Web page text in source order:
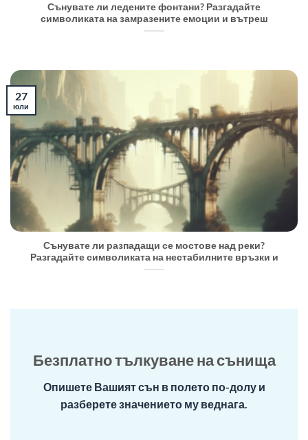
Сънувате ли ледените фонтани? Разгадайте
символиката на замразените емоции и вътреш
Сънувате ли разпадащи се мостове над реки?
Разгадайте символиката на нестабилните връзки и
27
юли
Безплатно тълкуване на сънища
Опишете Вашият сън в полето по-долу и
разберете значението му веднага.